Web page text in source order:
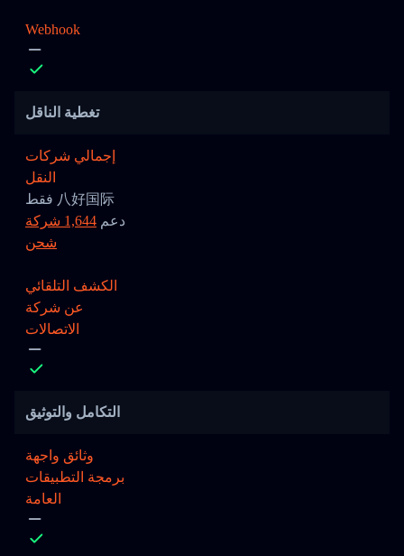
Webhook
تغطية الناقل
إجمالي شركات
النقل
فقط 八好国际
دعم
1,644 شركة
شحن
الكشف التلقائي
عن شركة
الاتصالات
التكامل والتوثيق
وثائق واجهة
برمجة التطبيقات
العامة